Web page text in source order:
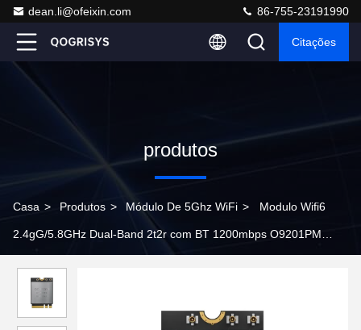
dean.li@ofeixin.com 86-755-23191990
Citações
produtos
Casa > Produtos > Módulo De 5Ghz WiFi > Modulo Wifi6
2.4gG/5.8GHz Dual-Band 2t2r com BT 1200mbps O9201PM